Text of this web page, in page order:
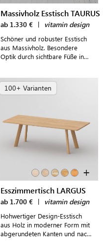
Massivholz Esstisch TAURUS
ab 1.330 € | vitamin design
Schöner und robuster Esstisch
aus Massivholz. Besondere
Optik durch sichtbare Füße in
100+ Varianten
+
Esszimmertisch LARGUS
ab 1.700 € | vitamin design
Hohwertiger Design-Esstisch
aus Holz in moderner Form mit
abgerundeten Kanten und nach